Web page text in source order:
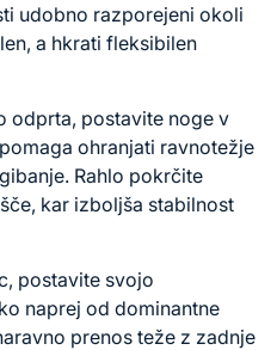
udobno razporejeni okoli
a hkrati fleksibilen
odprta, postavite noge v
ohranjati ravnotežje
Rahlo pokrčite
kar izboljša stabilnost
postavite svojo
naprej od dominantne
prenos teže z zadnje